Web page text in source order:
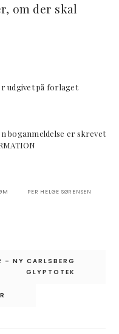
om der skal
udgivet på forlaget
boganmeldelse er skrevet
PER HELGE SØRENSEN
– NY CARLSBERG
GLYPTOTEK